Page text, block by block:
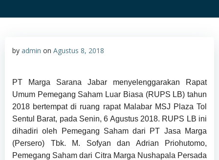
by admin on Agustus 8, 2018
PT Marga Sarana Jabar menyelenggarakan Rapat
Umum Pemegang Saham Luar Biasa (RUPS LB) tahun
2018 bertempat di ruang rapat Malabar MSJ Plaza Tol
Sentul Barat, pada Senin, 6 Agustus 2018. RUPS LB ini
dihadiri oleh Pemegang Saham dari PT Jasa Marga
(Persero) Tbk. M. Sofyan dan Adrian Priohutomo,
Pemegang Saham dari Citra Marga Nushapala Persada